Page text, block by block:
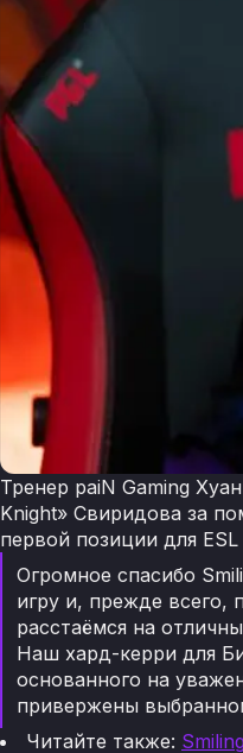
Тренер paiN Gaming
Knight» Свиридова за
первой позиции для ESL
Огромное спасибо
игру и, прежде всего,
расстаёмся на
Наш хард-керри для
основанного на
привержены
Читайте также: